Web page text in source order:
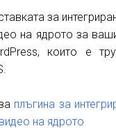
за
на ядрото за
които е
плъгина за
на ядрото